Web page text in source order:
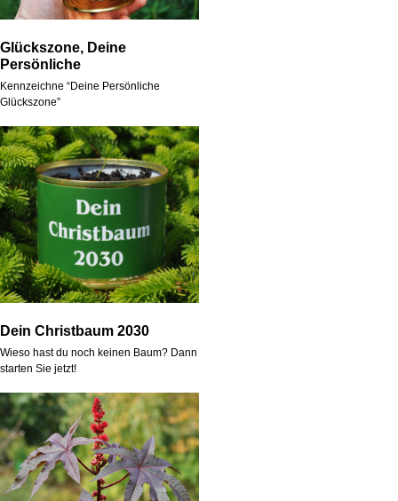
Glückszone, Deine
Persönliche
Kennzeichne “Deine Persönliche
Glückszone”
Dein Christbaum 2030
Wieso hast du noch keinen Baum? Dann
starten Sie jetzt!